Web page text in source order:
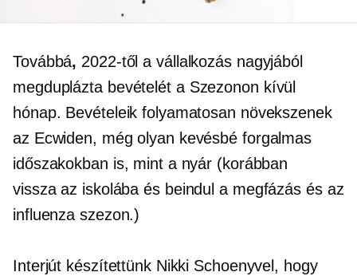
Továbbá, 2022-től a vállalkozás nagyjából
megduplázta bevételét a Szezonon kívül
hónap. Bevételeik folyamatosan növekszenek
az Ecwiden, még olyan kevésbé forgalmas
időszakokban is, mint a nyár (korábban
vissza az iskolába és beindul a megfázás és az
influenza szezon.)
Interjút készítettünk Nikki Schoenyvel, hogy